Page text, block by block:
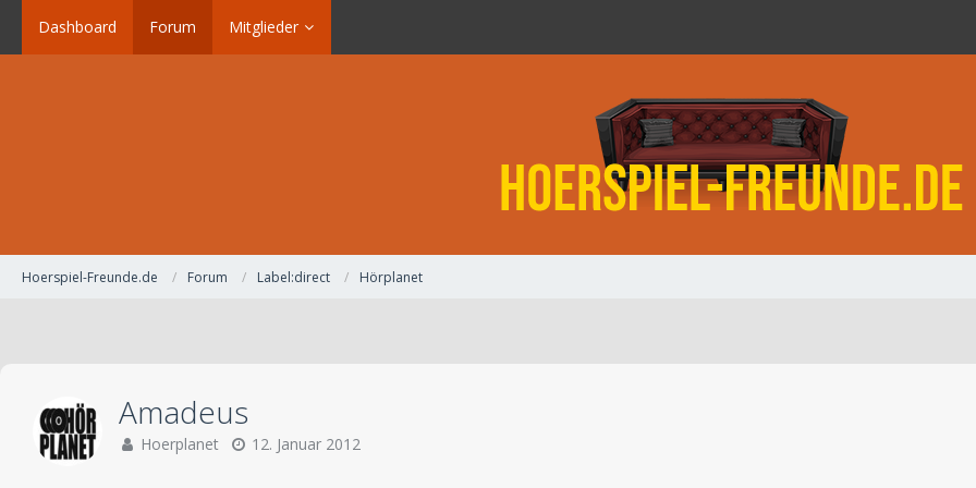
Dashboard Forum Mitglieder
Hoerspiel-Freunde.de Forum Label:direct Hörplanet
Amadeus
Hoerplanet 12. Januar 2012